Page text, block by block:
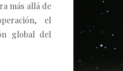
más allá de
el
global del